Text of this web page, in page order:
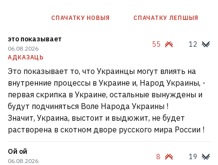
СПАЧАТКУ НОВЫЯ СПАЧАТКУ ЛЕПШЫЯ
это показывает
06.08.2026
АДКАЗАЦЬ
55 12
Это показывает то, что Украинцы могут влиять на
внутренние процессы в Украине и, Народ Украины, -
первая скрипка в Украине, остальные вынуждены и
будут подчиняться Воле Народа Украины !
Значит, Украина, выстоит и выдюжит, не будет
растворена в скотном дворе русского мира России !
Ой ой
06.08.2026
8 19